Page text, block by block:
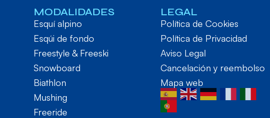
MODALIDADES
Esquí alpino
Esqúi de fondo
Freestyle & Freeski
Snowboard
Biathlon
Mushing
Freeride
LEGAL
Política de Cookies
Política de Privacidad
Aviso Legal
Cancelación y reembolso
Mapa web